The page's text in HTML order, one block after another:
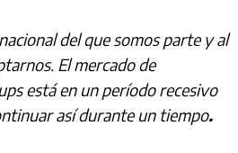
del que somos parte y al
El mercado de
está en un período recesivo
así durante un tiempo.